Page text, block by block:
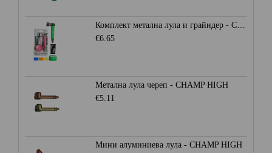
Комплект метална лула и грайндер - CHAMP HIGH
€6.65
Метална лула череп - CHAMP HIGH
€5.11
Мини алуминиева лула - CHAMP HIGH